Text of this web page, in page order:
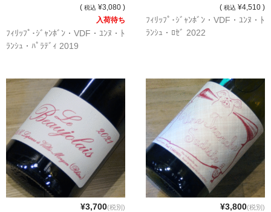
( 税込 ¥3,080 )
入荷待ち
ﾌｨﾘｯﾌﾟ･ｼﾞｬﾝﾎﾞﾝ・VDF・ﾕﾝﾇ・ﾄ
ﾗﾝｼｭ・ﾊﾟﾗﾃﾞｨ 2019
( 税込 ¥4,510 )
ﾌｨﾘｯﾌﾟ･ｼﾞｬﾝﾎﾞﾝ・VDF・ﾕﾝﾇ・ﾄ
ﾗﾝｼｭ・ﾛｾﾞ 2022
¥3,700(税別) ¥3,800(税別)